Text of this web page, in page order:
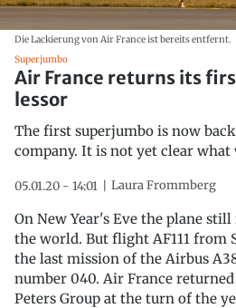
Die Lackierung von Air France ist bereits entfernt.
Superjumbo
Air France returns its
lessor
The first superjumbo is now
company. It is not yet clear
05.01.20 - 14:01 Laura Frommberg
On New Year's Eve the plane
the world. But flight AF111 from
the last mission of the Airbus
number 040. Air France
Peters Group at the turn of the